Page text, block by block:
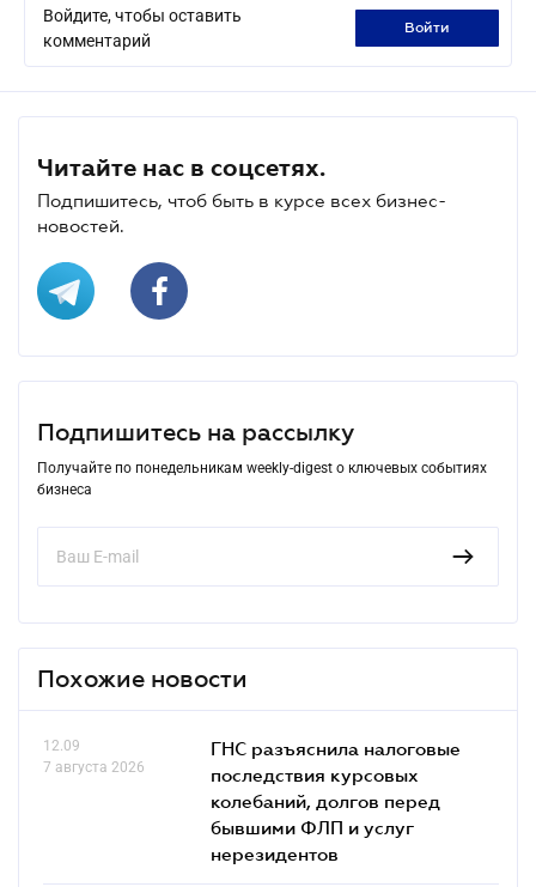
Войдите, чтобы оставить
комментарий
войти
Читайте нас в соцсетях.
Подпишитесь, чтоб быть в курсе всех бизнес-
новостей.
Подпишитесь на рассылку
Получайте по понедельникам weekly-digest о ключевых событиях
бизнеса
Похожие новости
12.09
7 августа 2026
ГНС разъяснила налоговые
последствия курсовых
колебаний, долгов перед
бывшими ФЛП и услуг
нерезидентов